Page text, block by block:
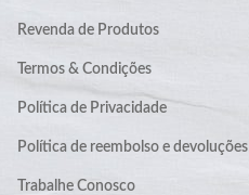
Revenda de Produtos
Termos & Condições
Política de Privacidade
Política de reembolso e devoluções
Trabalhe Conosco